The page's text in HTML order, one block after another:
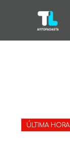
ÚLTIMA HORA